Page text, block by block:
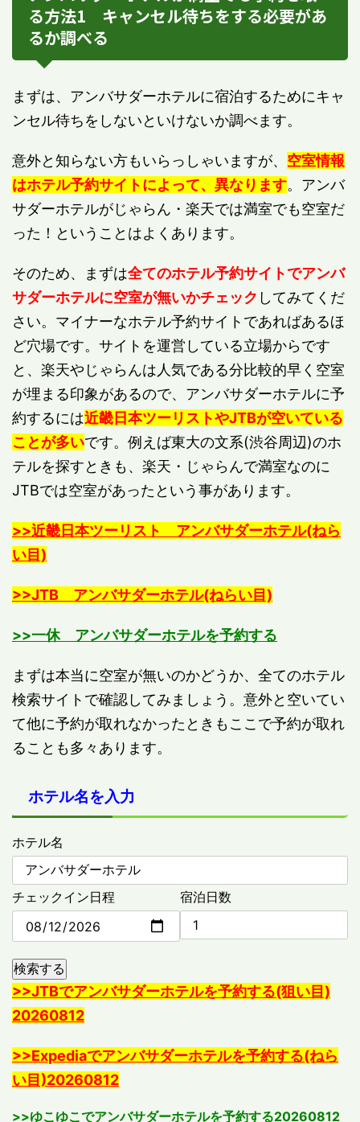
る方法1 キャンセル待ちをする必要があ
るか調べる
まずは、アンバサダーホテルに宿泊するためにキャ
ンセル待ちをしないといけないか調べます。
意外と知らない方もいらっしゃいますが、 空室情報
はホテル予約サイトによって、異なります。アンバ
サダーホテルがじゃらん・楽天では満室でも空室だ
った！ということはよくあります。
そのため、まずは全てのホテル予約サイトでアンバ
サダーホテルに空室が無いかチェック してみてくだ
さい。マイナーなホテル予約サイトであればあるほ
ど穴場です。サイトを運営している立場からです
と、楽天やじゃらんは人気である分比較的早く空室
が埋まる印象があるので、アンバサダーホテルに予
約するには近畿日本ツーリストやJTBが空いている
ことが多いです。例えば東大の文系(渋谷周辺)のホ
テルを探すときも、楽天・じゃらんで満室なのに
JTBでは空室があったという事があります。
>>近畿日本ツーリスト アンバサダーホテル(ねら
い目)
>>JTB アンバサダーホテル(ねらい目)
>>一休 アンバサダーホテルを予約する
まずは本当に空室が無いのかどうか、全てのホテル
検索サイトで確認してみましょう。意外と空いてい
て他に予約が取れなかったときもここで予約が取れ
ることも多々あります。
ホテル名を入力
ホテル名
チェックイン日程 宿泊日数
検索する
>>JTBでアンバサダーホテルを予約する(狙い目)
20260812
>>Expediaでアンバサダーホテルを予約する(ねら
い目)20260812
>>ゆこゆこでアンバサダーホテルを予約する20260812